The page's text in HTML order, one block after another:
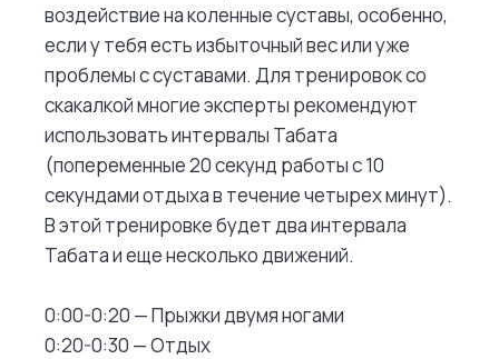
воздействие на коленные суставы, особенно,
если у тебя есть избыточный вес или уже
проблемы с суставами. Для тренировок со
скакалкой многие эксперты рекомендуют
использовать интервалы Табата
(попеременные 20 секунд работы с 10
секундами отдыха в течение четырех минут).
В этой тренировке будет два интервала
Табата и еще несколько движений.
0:00-0:20 — Прыжки двумя ногами
0:20-0:30 — Отдых